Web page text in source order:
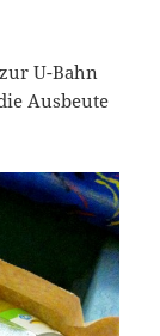
U-Bahn
Ausbeute